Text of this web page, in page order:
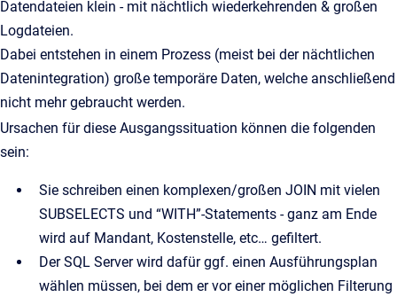
Datendateien klein - mit nächtlich wiederkehrenden & großen
Logdateien.
Dabei entstehen in einem Prozess (meist bei der nächtlichen
Datenintegration) große temporäre Daten, welche anschließend
nicht mehr gebraucht werden.
Ursachen für diese Ausgangssituation können die folgenden
sein:
Sie schreiben einen komplexen/großen JOIN mit vielen
SUBSELECTS und “WITH”-Statements - ganz am Ende
wird auf Mandant, Kostenstelle, etc… gefiltert.
Der SQL Server wird dafür ggf. einen Ausführungsplan
wählen müssen, bei dem er vor einer möglichen Filterung